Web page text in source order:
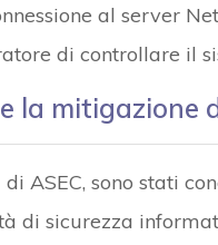
al server
di controllare il
la mitigazione
di ASEC, sono stati
di sicurezza